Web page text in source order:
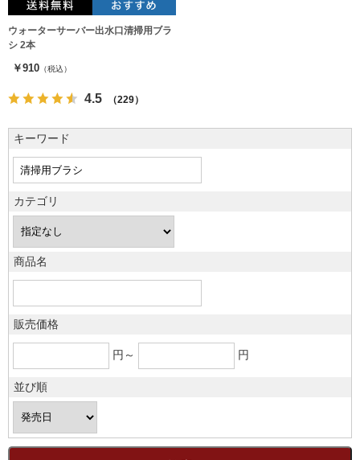
ウォーターサーバー出水口清掃用ブラ
シ 2本
￥910 （税込）
4.5 （229）
キーワード
カテゴリ
商品名
販売価格
円～ 円
並び順